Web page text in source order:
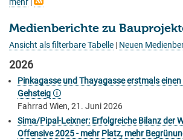
mehr |
Medienberichte zu
Ansicht als filterbare Tabelle | Neuen
2026
Pinkagasse und Thayagasse erstmals
Gehsteig🛈
Fahrrad Wien, 21. Juni 2026
Sima/Pipal-Leixner: Erfolgreiche Bilanz der
Offensive 2025 - mehr Platz, mehr